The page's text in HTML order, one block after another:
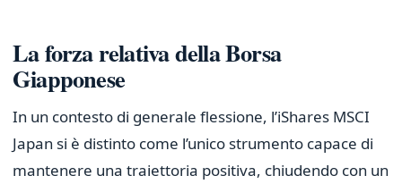
La forza relativa della Borsa
Giapponese
In un contesto di generale flessione, l’iShares MSCI
Japan si è distinto come l’unico strumento capace di
mantenere una traiettoria positiva, chiudendo con un